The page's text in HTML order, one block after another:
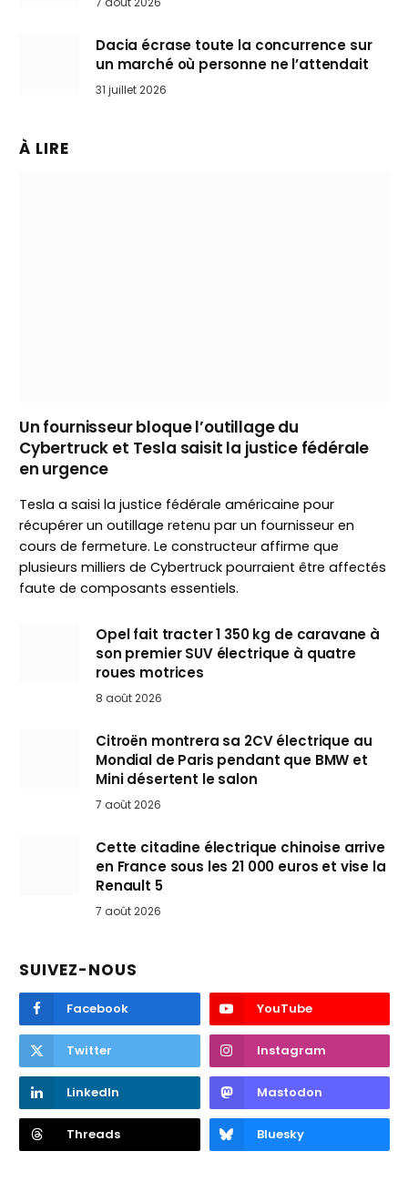
Dacia écrase toute la concurrence sur
un marché où personne ne l’attendait
31 juillet 2026
À LIRE
Un fournisseur bloque l’outillage du
Cybertruck et Tesla saisit la justice fédérale
en urgence
Tesla a saisi la justice fédérale américaine pour
récupérer un outillage retenu par un fournisseur en
cours de fermeture. Le constructeur affirme que
plusieurs milliers de Cybertruck pourraient être affectés
faute de composants essentiels.
Opel fait tracter 1 350 kg de caravane à
son premier SUV électrique à quatre
roues motrices
8 août 2026
Citroën montrera sa 2CV électrique au
Mondial de Paris pendant que BMW et
Mini désertent le salon
7 août 2026
Cette citadine électrique chinoise arrive
en France sous les 21 000 euros et vise la
Renault 5
7 août 2026
SUIVEZ-NOUS
Facebook YouTube
Twitter Instagram
LinkedIn Mastodon
Threads Bluesky